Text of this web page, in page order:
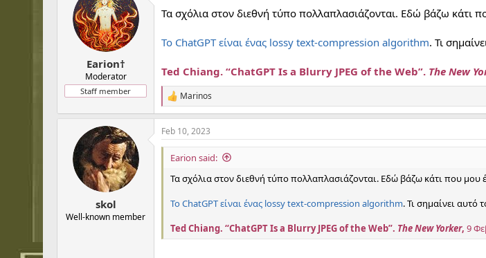
i
n
s
Earion†
Moderator
Staff member
Τα σχόλια στον διεθνή τύπο πολλαπλασιάζονται. Εδώ βάζω κάτι
Το ChatGPT είναι ένας lossy text-compression algorithm. Τι
Ted Chiang. “ChatGPT Is a Blurry JPEG of the Web”. The New
R
e
a
c
t
n
Marinos
skol
Well-known member
Feb 10, 2023
Earion said:
Τα σχόλια στον διεθνή τύπο πολλαπλασιάζονται. Εδώ βάζω κάτι που μου
Το ChatGPT είναι ένας lossy text-compression algorithm. Τι σημαίνει αυτό
Ted Chiang. “ChatGPT Is a Blurry JPEG of the Web”. The New Yorker, 9